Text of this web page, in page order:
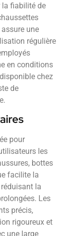
la fiabilité de
une
régulière
en conditions
chez
de
pour
les
bottes
facilite la
la
Les
précis,
rigoureux et
une large